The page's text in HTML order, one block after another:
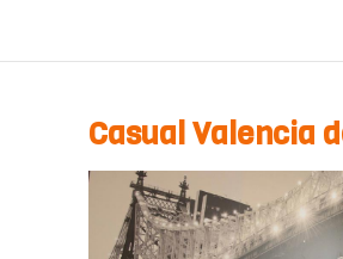
Casual Valencia